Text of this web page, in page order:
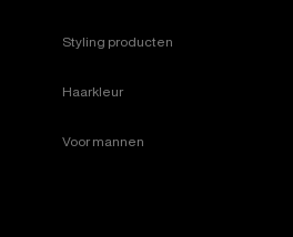
Styling producten
Haarkleur
Voor mannen